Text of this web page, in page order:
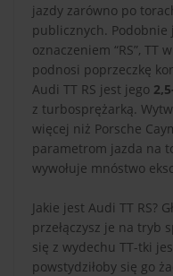
jazdy zarówno po
publicznych.
oznaczeniem “RS”,
podnosi poprzeczkę
Audi TT RS jest jego
z turbosprężarką.
więcej niż Porsche
parametrom jazda na
wywołuje mnóstwo
Jakie jest Audi TT RS?
przełączysz je na tryb
się z wydechu TT-tki
powstydziłoby się go